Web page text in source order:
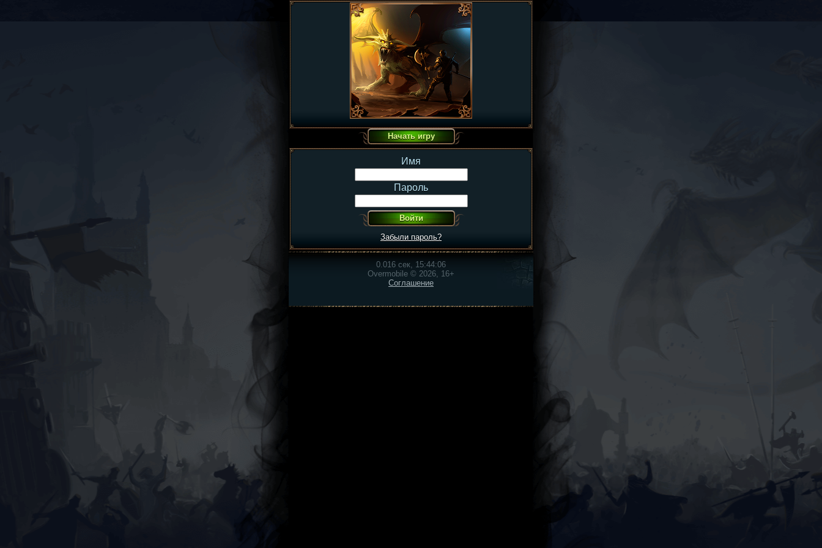
Имя
Пароль
Забыли пароль?
0.016 сек, 15:44:06
Overmobile © 2026, 16+
Соглашение